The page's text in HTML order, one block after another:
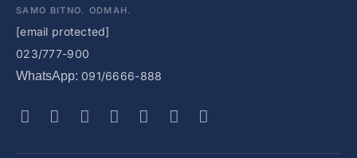
SAMO BITNO. ODMAH.
[email protected]
023/777-900
WhatsApp: 091/6666-888